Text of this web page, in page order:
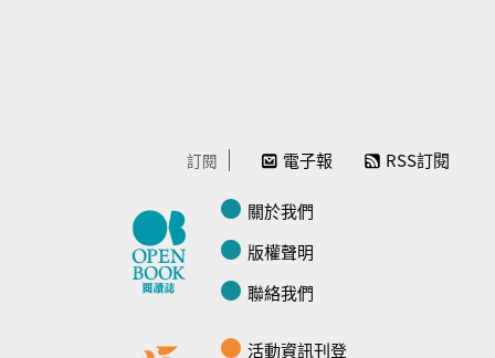
訂閱 電子報 RSS訂閱
關於我們
版權聲明
聯絡我們
活動資訊刊登